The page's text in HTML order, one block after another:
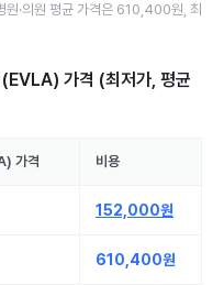
원·의원 평균 가격은 610,400원 , 최
(EVLA) 가격 (최저가, 평균
가격 비용
152,000원
610,400원